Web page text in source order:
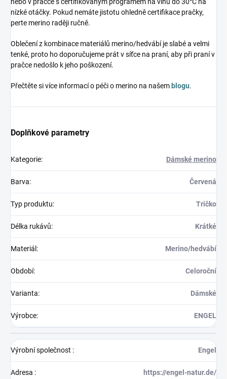
nízké otáčky. Pokud nemáte jistotu ohledně certifikace pračky,
perte merino raději ručně.
Oblečení z kombinace materiálů merino/hedvábí je slabé a velmi
tenké, proto ho doporučujeme prát v síťce na praní, aby při praní v
pračce nedošlo k jeho poškození.
Přečtěte si více informací o péči o merino na našem blogu.
Doplňkové parametry
Kategorie: Dámské merino
Barva: Červená
Typ produktu: Tričko
Délka rukávů: Krátké
Materiál : Merino/hedvábí
Období: Celoroční
Varianta: Dámské
Výrobce: ENGEL
Výrobní společnost : Engel
Adresa : https://engel-natur.de/